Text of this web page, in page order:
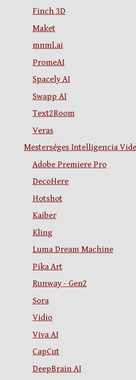
Finch 3D
Maket
mnml.ai
PromeAI
Spacely AI
Swapp AI
Text2Room
Veras
Mesterséges Intelligencia
Adobe Premiere Pro
DecoHere
Hotshot
Kaiber
Kling
Luma Dream Machine
Pika Art
Runway - Gen2
Sora
Vidio
Viva AI
CapCut
DeepBrain AI